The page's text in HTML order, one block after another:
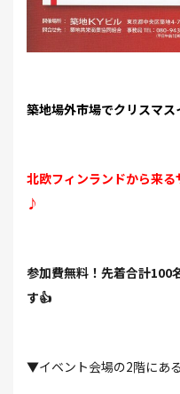
築地場外市場でクリスマス
北欧フィンランドから来
♪
参加費無料！先着合計100
す👍
▼イベント会場の2階にあ